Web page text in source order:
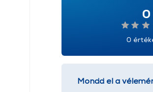
0
0
Mondd el a